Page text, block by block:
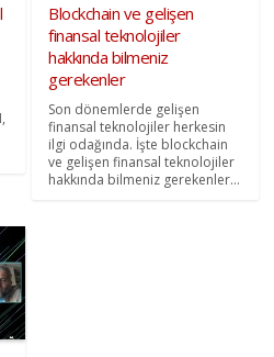
Blockchain ve gelişen
finansal teknolojiler
hakkında bilmeniz
gerekenler
Son dönemlerde gelişen
finansal teknolojiler herkesin
ilgi odağında. İşte blockchain
ve gelişen finansal teknolojiler
hakkında bilmeniz gerekenler...